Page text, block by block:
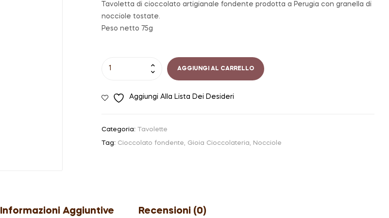
Tavoletta di cioccolato artigianale fondente prodotta a Perugia con granella di
nocciole tostate.
Peso netto 75g
fondente
Gioia
Cioccolateria
AGGIUNGI AL CARRELLO
Aggiungi Alla Lista Dei Desideri
Categoria: Tavolette
Tag: Cioccolato fondente Gioia Cioccolateria Nocciole
Informazioni Aggiuntive Recensioni (0)